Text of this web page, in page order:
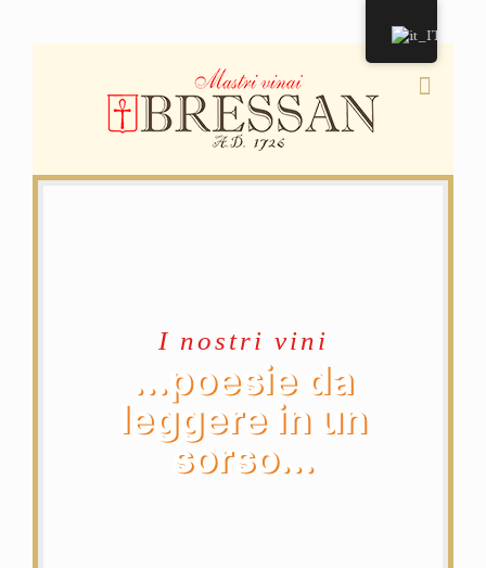
I nostri vini
...poesie da
leggere in un
sorso...